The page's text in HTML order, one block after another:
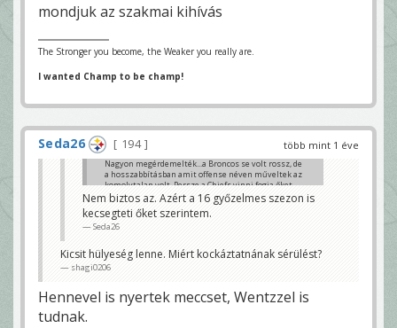
mondjuk az szakmai kihívás
The Stronger you become, the Weaker you really are.
I wanted Champ to be champ!
több mint 1 éve
Seda26 194
Nagyon megérdemelték...a Broncos se volt rossz, de
a hosszabbításban amit offense néven műveltek az
komolytalan volt. Persze a Chiefs vinni fogja őket,
mert fosnak Burrow-tól 😊
Nem biztos az. Azért a 16 győzelmes szezon is
kecsegteti őket szerintem.
Seda26
Kicsit hülyeség lenne. Miért kockáztatnának sérülést?
shagi0206
Hennevel is nyertek meccset, Wentzzel is
tudnak.